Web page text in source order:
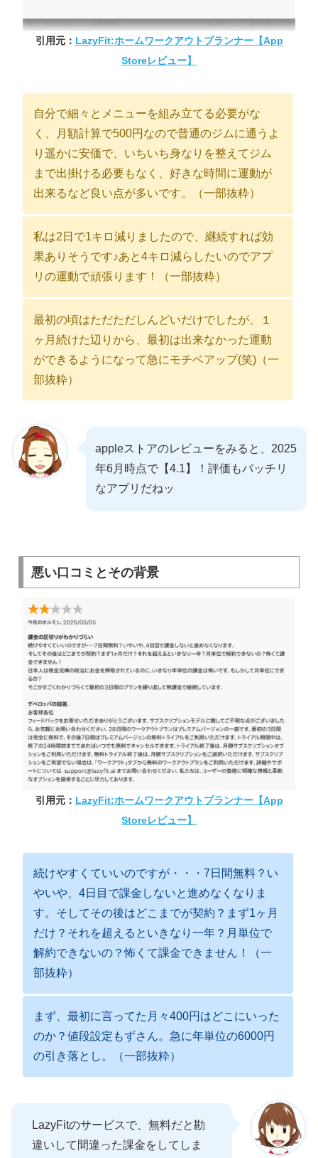
引用元： LazyFit:ホームワークアウトプランナー【App
Storeレビュー】
自分で細々とメニューを組み立てる必要がな
く、月額計算で500円なので普通のジムに通うよ
り遥かに安価で、いちいち身なりを整えてジム
まで出掛ける必要もなく、好きな時間に運動が
出来るなど良い点が多いです。（一部抜粋）
私は2日で1キロ減りましたので、継続すれば効
果ありそうです♪あと4キロ減らしたいのでアプ
リの運動で頑張ります！（一部抜粋）
最初の頃はただただしんどいだけでしたが、１
ヶ月続けた辺りから、最初は出来なかった運動
ができるようになって急にモチベアップ(笑)（一
部抜粋）
appleストアのレビューをみると、2025
年6月時点で【4.1】！評価もバッチリ
なアプリだねッ
悪い口コミとその背景
引用元： LazyFit:ホームワークアウトプランナー【App
Storeレビュー】
続けやすくていいのですが・・・7日間無料？い
やいや、4日目で課金しないと進めなくなりま
す。そしてその後はどこまでが契約？まず1ヶ月
だけ？それを超えるといきなり一年？月単位で
解約できないの？怖くて課金できません！（一
部抜粋）
まず、最初に言ってた月々400円はどこにいった
のか？値段設定もずさん。急に年単位の6000円
の引き落とし。（一部抜粋）
LazyFitのサービスで、無料だと勘
違いして間違った課金をしてしま